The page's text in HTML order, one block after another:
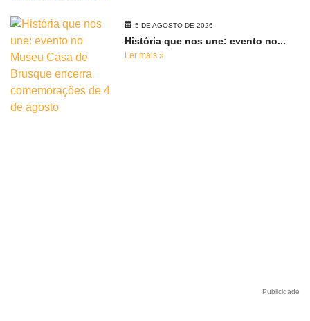
5 DE AGOSTO DE 2026
História que nos une: evento no...
Ler mais »
Publicidade